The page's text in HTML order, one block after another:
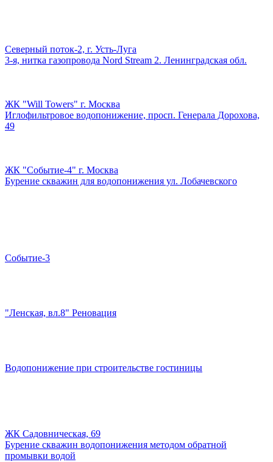
Северный поток-2, г. Усть-Луга
3-я, нитка газопровода Nord Stream 2. Ленинградская обл.
ЖК "Will Towers" г. Москва
Иглофильтровое водопонижение, просп. Генерала Дорохова,
49
ЖК "Событие-4" г. Москва
Бурение скважин для водопонижения ул. Лобачевского
Событие-3
"Ленская, вл.8" Реновация
Водопонижение при строительстве гостиницы
ЖК Садовническая, 69
Бурение скважин водопонижения методом обратной
промывки водой